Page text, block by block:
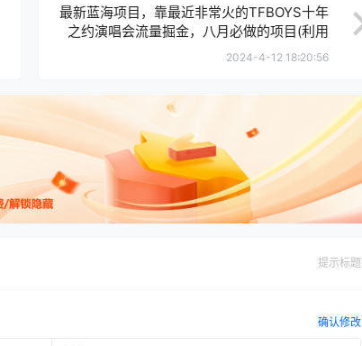
最新蓝海项目，靠最近非常火的TFBOYS十年
之约演唱会流量掘金，八月必做的项目(利用
TFBOYS演唱会流量，实现八月盈利的新途径)
2024-4-12 18:20:56
提示标题
确认修改